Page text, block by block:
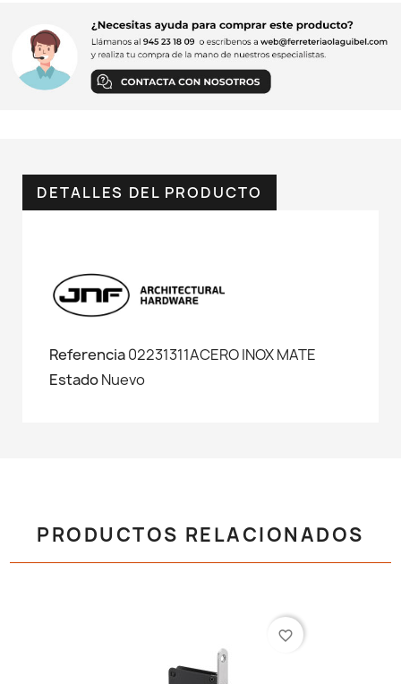
DETALLES DEL PRODUCTO
Referencia02231311ACERO INOX MATE
EstadoNuevo
PRODUCTOS RELACIONADOS
favorite_border